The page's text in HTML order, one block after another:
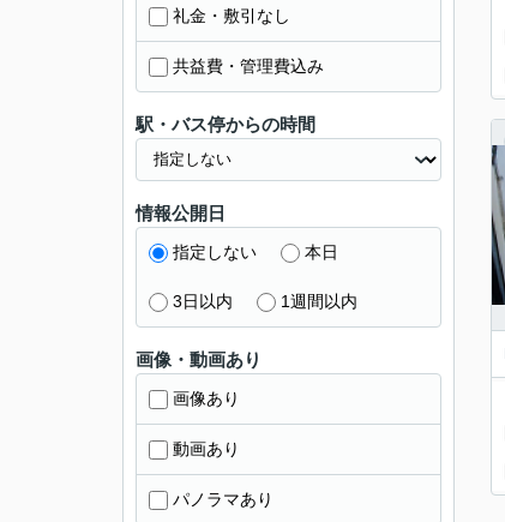
礼金・敷引なし
共益費・管理費込み
駅・バス停からの時間
情報公開日
指定しない 本日
3日以内 1週間以内
画像・動画あり
画像あり
動画あり
パノラマあり